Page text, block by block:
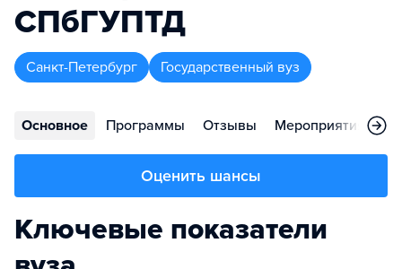
СПбГУПТД
Санкт-Петербург Государственный вуз
Основное Программы Отзывы Мероприятия
Оценить шансы
Ключевые показатели